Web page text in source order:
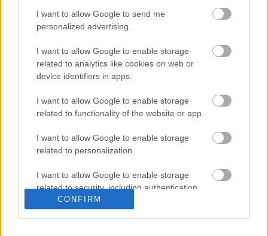
I want to allow Google to send me
personalized advertising.
I want to allow Google to enable storage
related to analytics like cookies on web or
device identifiers in apps.
I want to allow Google to enable storage
related to functionality of the website or app.
I want to allow Google to enable storage
related to personalization.
I want to allow Google to enable storage
related to security, including authentication
functionality and fraud prevention, and other
user protection.
CONFIRM
A mostani projekt óriási előrelépést hozhat a
akadálymentes, klimatizált járműparkkal tudjuk
megújítani a flottát. Ezért is nélkülözhetetlenek
most az ellenzékbe szorult korábbi kormánypárt
szerint „az új IC-szerelvények megrendeléséhez
három hét alatt többet tett a magyar vasút és a
közösségi közlekedés fejlesztéséért, mint Lázár
János teljes minisztersége alatt.”